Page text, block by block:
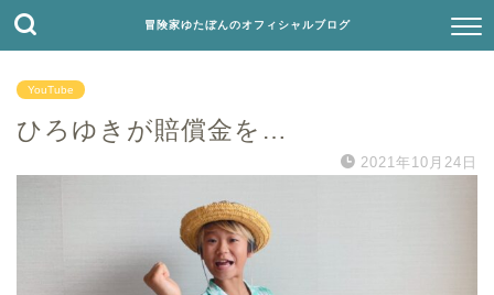
冒険家ゆたぼんのオフィシャルブログ
YouTube
ひろゆきが賠償金を…
2021年10月24日